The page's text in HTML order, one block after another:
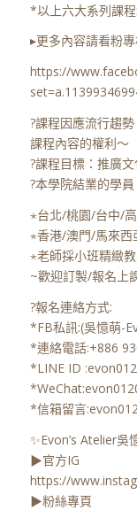
*以上六大系列課
▸更多內容請看粉
https://
?課程因應流行趨
課程內容的權利～
?課程目標：推廣
?本學院結業的學
⋆台北/桃園/台中/
⋆香港/澳門/馬來西
⋆老師採小班精緻
~歡迎訂製/報名上
?報名連絡方式:
*FB私訊:(吳憶萌-
*連絡電話:+886
*LINE ID
*信箱留言
✨Evon’s Atelier吳
▶官方IG
https://
▶粉絲專頁